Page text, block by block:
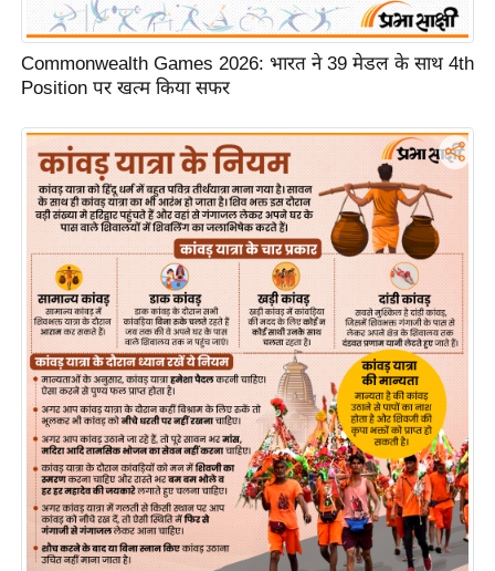
म
नो
ज
ज
ग
त
बॉ
ली
वु
ड
हॉ
ली
वु
ड
फि
ल्म
Commonwealth Games 2026: भारत ने 39 मेडल के साथ 4th
Position पर खत्म किया सफर